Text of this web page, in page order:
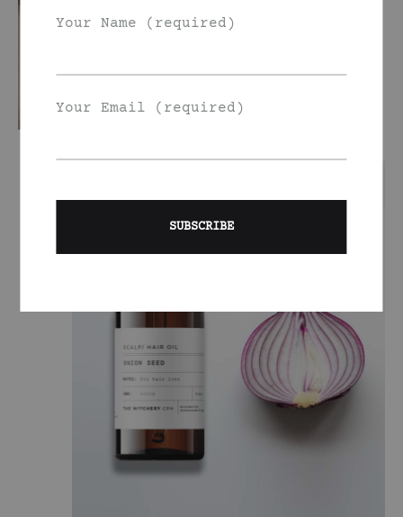
Your Name (required)
Your Email (required)